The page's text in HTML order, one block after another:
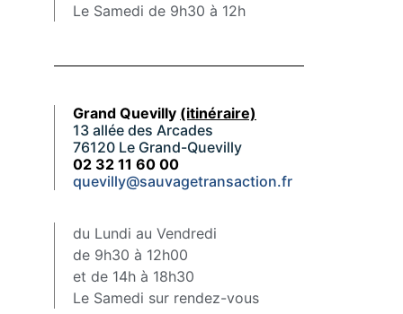
Le Samedi de 9h30 à 12h
Grand Quevilly (itinéraire)
13 allée des Arcades
76120 Le Grand-Quevilly
02 32 11 60 00
quevilly@sauvagetransaction.fr
du Lundi au Vendredi
de 9h30 à 12h00
et de 14h à 18h30
Le Samedi sur rendez-vous